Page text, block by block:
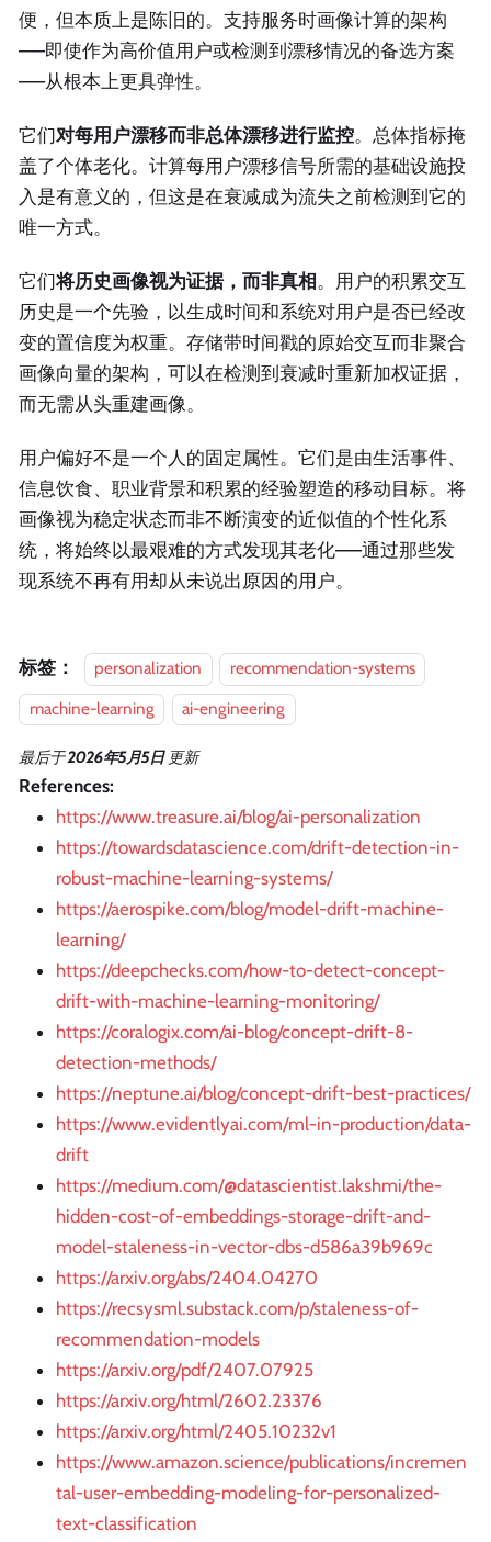
便，但本质上是陈旧的。支持服务时画像计算的架构
——即使作为高价值用户或检测到漂移情况的备选方案
——从根本上更具弹性。
它们对每用户漂移而非总体漂移进行监控。总体指标掩
盖了个体老化。计算每用户漂移信号所需的基础设施投
入是有意义的，但这是在衰减成为流失之前检测到它的
唯一方式。
它们将历史画像视为证据，而非真相。用户的积累交互
历史是一个先验，以生成时间和系统对用户是否已经改
变的置信度为权重。存储带时间戳的原始交互而非聚合
画像向量的架构，可以在检测到衰减时重新加权证据，
而无需从头重建画像。
用户偏好不是一个人的固定属性。它们是由生活事件、
信息饮食、职业背景和积累的经验塑造的移动目标。将
画像视为稳定状态而非不断演变的近似值的个性化系
统，将始终以最艰难的方式发现其老化——通过那些发
现系统不再有用却从未说出原因的用户。
标签： personalization
recommendation-systems
machine-learning
ai-engineering
最后于2026年5月5日 更新
References:
https://www.treasure.ai/blog/ai-personalization
https://towardsdatascience.com/drift-detection-in-
robust-machine-learning-systems/
https://aerospike.com/blog/model-drift-machine-
learning/
https://deepchecks.com/how-to-detect-concept-
drift-with-machine-learning-monitoring/
https://coralogix.com/ai-blog/concept-drift-8-
detection-methods/
https://neptune.ai/blog/concept-drift-best-practices/
https://www.evidentlyai.com/ml-in-production/data-
drift
https://medium.com/@datascientist.lakshmi/the-
hidden-cost-of-embeddings-storage-drift-and-
model-staleness-in-vector-dbs-d586a39b969c
https://arxiv.org/abs/2404.04270
https://recsysml.substack.com/p/staleness-of-
recommendation-models
https://arxiv.org/pdf/2407.07925
https://arxiv.org/html/2602.23376
https://arxiv.org/html/2405.10232v1
https://www.amazon.science/publications/incremen
tal-user-embedding-modeling-for-personalized-
text-classification